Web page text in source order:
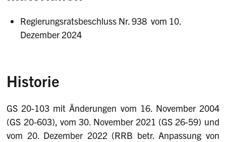
Regierungsratsbeschluss Nr. 938 vom 10.
Dezember 2024
Historie
GS 20-103 mit Änderungen vom 16. November 2004
(GS 20-603), vom 30. November 2021 (GS 26-59) und
vom 20. Dezember 2022 (RRB betr. Anpassung von